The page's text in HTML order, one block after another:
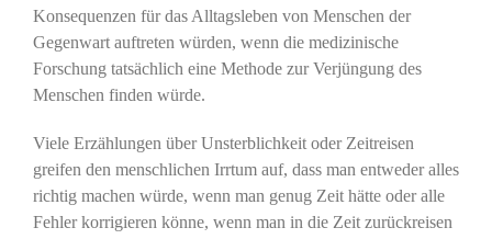
Konsequenzen für das Alltagsleben von Menschen der
Gegenwart auftreten würden, wenn die medizinische
Forschung tatsächlich eine Methode zur Verjüngung des
Menschen finden würde.
Viele Erzählungen über Unsterblichkeit oder Zeitreisen
greifen den menschlichen Irrtum auf, dass man entweder alles
richtig machen würde, wenn man genug Zeit hätte oder alle
Fehler korrigieren könne, wenn man in die Zeit zurückreisen